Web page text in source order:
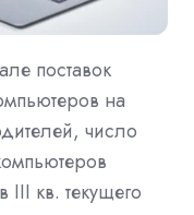
поставок
на
число
III кв. текущего